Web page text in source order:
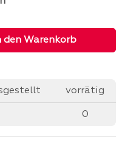
gewünschten
den Warenkorb
vorrätig
0